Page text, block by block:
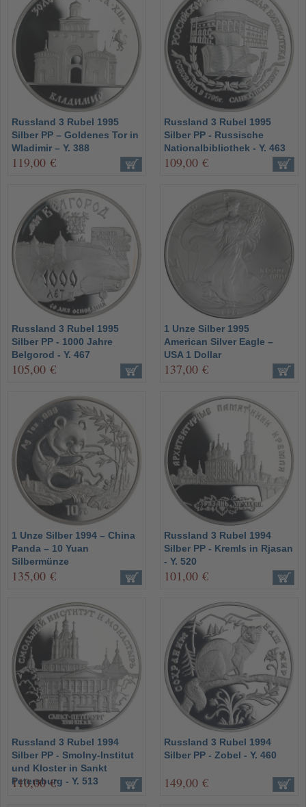
Russland 3 Rubel 1995
Silber PP – Goldenes Tor in
Wladimir – Y. 388
119,00 €
Russland 3 Rubel 1995
Silber PP - Russische
Nationalbibliothek - Y. 463
109,00 €
Russland 3 Rubel 1995
Silber PP - 1000 Jahre
Belgorod - Y. 467
105,00 €
1 Unze Silber 1995
American Silver Eagle –
USA 1 Dollar
137,00 €
1 Unze Silber 1994 – China
Panda – 10 Yuan
Silbermünze
135,00 €
Russland 3 Rubel 1994
Silber PP - Kremls in Rjasan
- Y. 520
101,00 €
Russland 3 Rubel 1994
Silber PP - Smolny-Institut
und Kloster in Sankt
Petersburg - Y. 513
110,00 €
Russland 3 Rubel 1994
Silber PP - Zobel - Y. 460
149,00 €